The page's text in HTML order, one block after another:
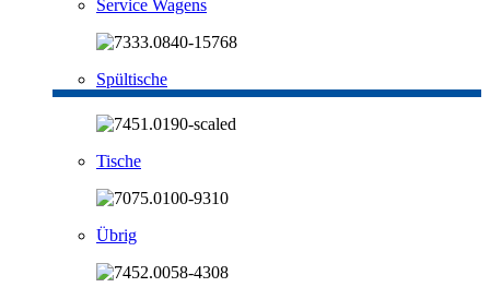
Service Wagens
Spültische
Tische
Übrig